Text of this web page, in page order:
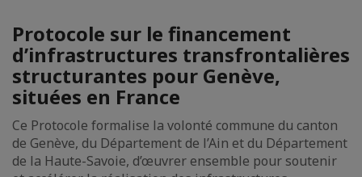
Protocole sur le financement
d’infrastructures transfrontalières
structurantes pour Genève,
situées en France
Ce Protocole formalise la volonté commune du canton
de Genève, du Département de l’Ain et du Département
de la Haute-Savoie, d’œuvrer ensemble pour soutenir